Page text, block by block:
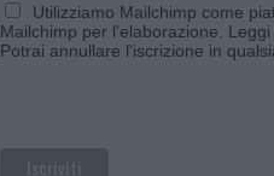
Utilizziamo Mailchimp come
Mailchimp per l'elaborazione.
Potrai annullare l'iscrizione in